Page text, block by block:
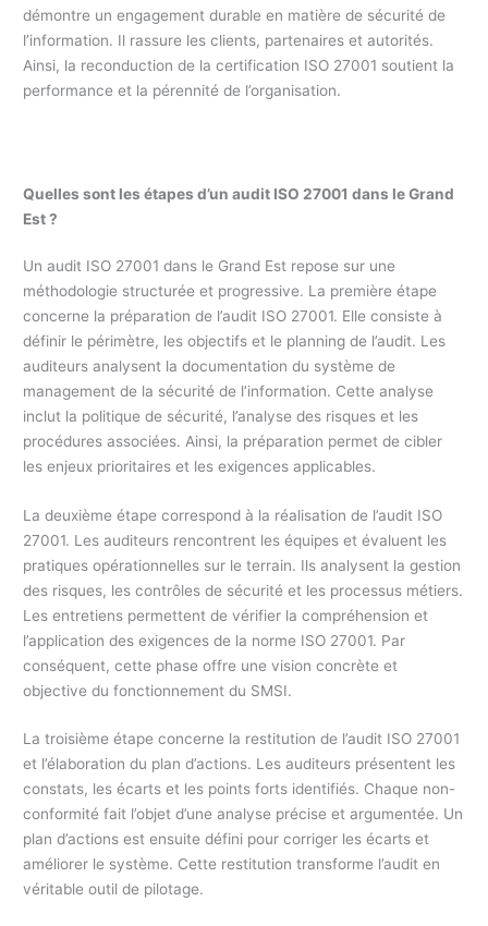
démontre un engagement durable en matière de sécurité de
l’information. Il rassure les clients, partenaires et autorités.
Ainsi, la reconduction de la certification ISO 27001 soutient la
performance et la pérennité de l’organisation.
Quelles sont les étapes d’un audit ISO 27001dans le Grand
Est?
Un audit ISO 27001 dans le Grand Est repose sur une
méthodologie structurée et progressive. La première étape
concerne la préparation de l’audit ISO 27001. Elle consiste à
définir le périmètre, les objectifs et le planning de l’audit. Les
auditeurs analysent la documentation du système de
management de la sécurité de l’information. Cette analyse
inclut la politique de sécurité, l’analyse des risques et les
procédures associées. Ainsi, la préparation permet de cibler
les enjeux prioritaires et les exigences applicables.
La deuxième étape correspond à la réalisation de l’audit ISO
27001. Les auditeurs rencontrent les équipes et évaluent les
pratiques opérationnelles sur le terrain. Ils analysent la gestion
des risques, les contrôles de sécurité et les processus métiers.
Les entretiens permettent de vérifier la compréhension et
l’application des exigences de la norme ISO 27001. Par
conséquent, cette phase offre une vision concrète et
objective du fonctionnement du SMSI.
La troisième étape concerne la restitution de l’audit ISO 27001
et l’élaboration du plan d’actions. Les auditeurs présentent les
constats, les écarts et les points forts identifiés. Chaque non-
conformité fait l’objet d’une analyse précise et argumentée. Un
plan d’actions est ensuite défini pour corriger les écarts et
améliorer le système. Cette restitution transforme l’audit en
véritable outil de pilotage.